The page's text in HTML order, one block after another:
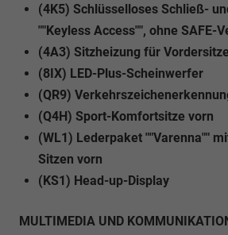
(4K5) Schlüsselloses Schließ-
""Keyless Access"", ohne SAFE-
(4A3) Sitzheizung für Vordersitze
(8IX) LED-Plus-Scheinwerfer
(QR9)
(Q4H) Sport-Komfortsitze vorn
(WL1) Lederpaket ""Varenna""
Sitzen vorn
(KS1) Head-up-Display
MULTIMEDIA UND